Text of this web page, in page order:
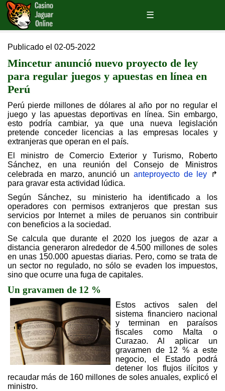
Publicado el 02-05-2022
Mincetur anunció nuevo proyecto de ley
para regular juegos y apuestas en línea en
Perú
Perú pierde millones de dólares al año por no regular el
juego y las apuestas deportivas en línea. Sin embargo,
esto podría cambiar, ya que una nueva legislación
pretende conceder licencias a las empresas locales y
extranjeras que operan en el país.
El ministro de Comercio Exterior y Turismo, Roberto
Sánchez, en una reunión del Consejo de Ministros
celebrada en marzo, anunció un anteproyecto de ley ↱
para gravar esta actividad lúdica.
Según Sánchez, su ministerio ha identificado a los
operadores con permisos extranjeros que prestan sus
servicios por Internet a miles de peruanos sin contribuir
con beneficios a la sociedad.
Se calcula que durante el 2020 los juegos de azar a
distancia generaron alrededor de 4.500 millones de soles
en unas 150.000 apuestas diarias. Pero, como se trata de
un sector no regulado, no sólo se evaden los impuestos,
sino que ocurre una fuga de capitales.
Un gravamen de 12 %
Estos activos salen del
sistema financiero nacional
y terminan en paraísos
fiscales como Malta o
Curazao. Al aplicar un
gravamen de 12 % a este
negocio, el Estado podrá
detener los flujos ilícitos y
recaudar más de 160 millones de soles anuales, explicó el
ministro.